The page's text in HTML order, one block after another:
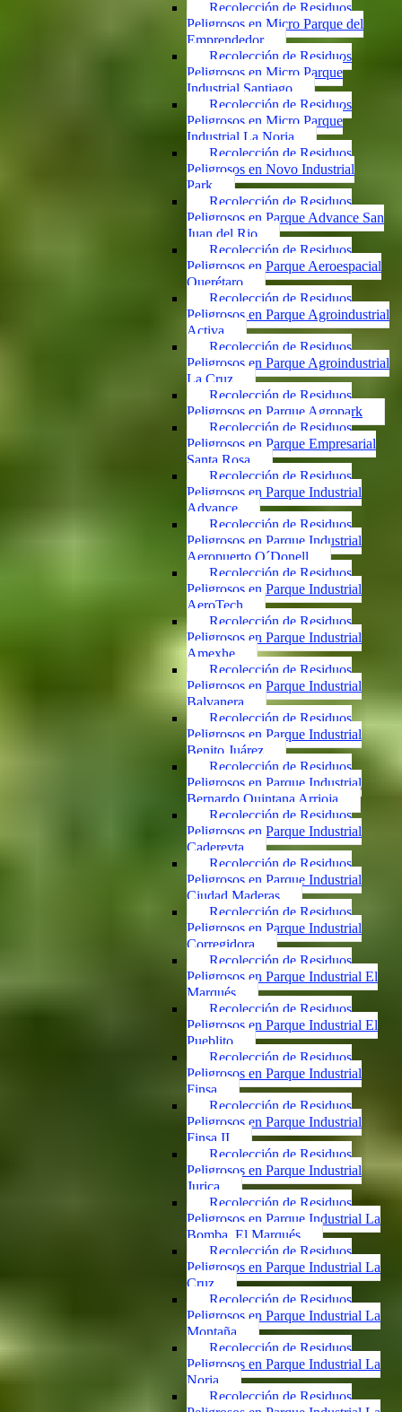
Recolección de Residuos
Peligrosos en Micro Parque del
Emprendedor
Recolección de Residuos
Peligrosos en Micro Parque
Industrial Santiago
Recolección de Residuos
Peligrosos en Micro Parque
Industrial La Noria
Recolección de Residuos
Peligrosos en Novo Industrial
Park
Recolección de Residuos
Peligrosos en Parque Advance San
Juan del Rio
Recolección de Residuos
Peligrosos en Parque Aeroespacial
Querétaro
Recolección de Residuos
Peligrosos en Parque Agroindustrial
Activa
Recolección de Residuos
Peligrosos en Parque Agroindustrial
La Cruz
Recolección de Residuos
Peligrosos en Parque Agropark
Recolección de Residuos
Peligrosos en Parque Empresarial
Santa Rosa
Recolección de Residuos
Peligrosos en Parque Industrial
Advance
Recolección de Residuos
Peligrosos en Parque Industrial
Aeropuerto O´Donell
Recolección de Residuos
Peligrosos en Parque Industrial
AeroTech
Recolección de Residuos
Peligrosos en Parque Industrial
Amexhe
Recolección de Residuos
Peligrosos en Parque Industrial
Balvanera
Recolección de Residuos
Peligrosos en Parque Industrial
Benito Juárez
Recolección de Residuos
Peligrosos en Parque Industrial
Bernardo Quintana Arrioja
Recolección de Residuos
Peligrosos en Parque Industrial
Cadereyta
Recolección de Residuos
Peligrosos en Parque Industrial
Ciudad Maderas
Recolección de Residuos
Peligrosos en Parque Industrial
Corregidora
Recolección de Residuos
Peligrosos en Parque Industrial El
Marqués
Recolección de Residuos
Peligrosos en Parque Industrial El
Pueblito
Recolección de Residuos
Peligrosos en Parque Industrial
Finsa
Recolección de Residuos
Peligrosos en Parque Industrial
Finsa II
Recolección de Residuos
Peligrosos en Parque Industrial
Jurica
Recolección de Residuos
Peligrosos en Parque Industrial La
Bomba, El Marqués
Recolección de Residuos
Peligrosos en Parque Industrial La
Cruz
Recolección de Residuos
Peligrosos en Parque Industrial La
Montaña
Recolección de Residuos
Peligrosos en Parque Industrial La
Noria
Recolección de Residuos